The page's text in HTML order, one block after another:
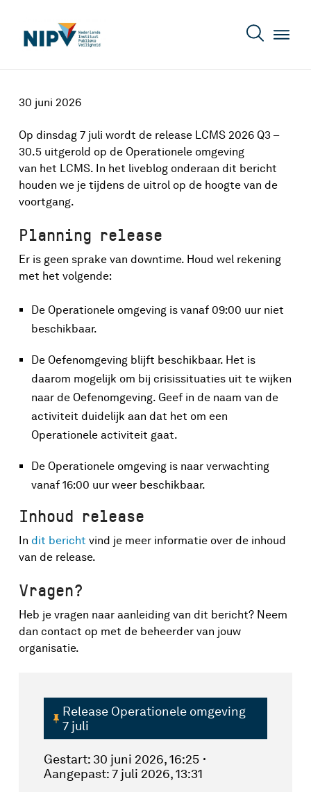
30 juni 2026
Op dinsdag 7 juli wordt de release LCMS 2026 Q3 –
30.5 uitgerold op de Operationele omgeving
van het LCMS. In het liveblog onderaan dit bericht
houden we je tijdens de uitrol op de hoogte van de
voortgang.
Planning release
Er is geen sprake van downtime. Houd wel rekening
met het volgende:
De Operationele omgeving is vanaf 09:00 uur niet
beschikbaar.
De Oefenomgeving blijft beschikbaar. Het is
daarom mogelijk om bij crisissituaties uit te wijken
naar de Oefenomgeving. Geef in de naam van de
activiteit duidelijk aan dat het om een
Operationele activiteit gaat.
De Operationele omgeving is naar verwachting
vanaf 16:00 uur weer beschikbaar.
Inhoud release
In dit bericht vind je meer informatie over de inhoud
van de release.
Vragen?
Heb je vragen naar aanleiding van dit bericht? Neem
dan contact op met de beheerder van jouw
organisatie.
Release Operationele omgeving
7 juli
Gestart: 30 juni 2026, 16:25
Aangepast:7 juli 2026, 13:31